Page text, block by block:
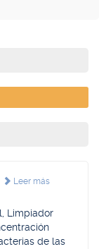
Leer más
Limpiador
de las